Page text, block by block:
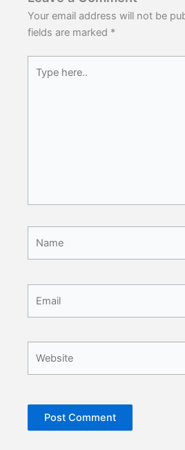
Your email address will not be
fields are marked *
here..